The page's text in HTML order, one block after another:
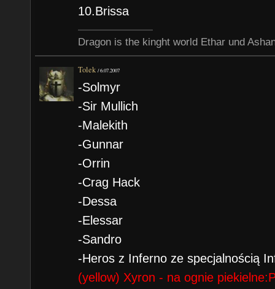
10.Brissa
Dragon is the kinght world Ethar und
Tolek /6.07.2007
-Solmyr
-Sir Mullich
-Malekith
-Gunnar
-Orrin
-Crag Hack
-Dessa
-Elessar
-Sandro
-Heros z Inferno ze specjalnością
(yellow) Xyron - na ognie